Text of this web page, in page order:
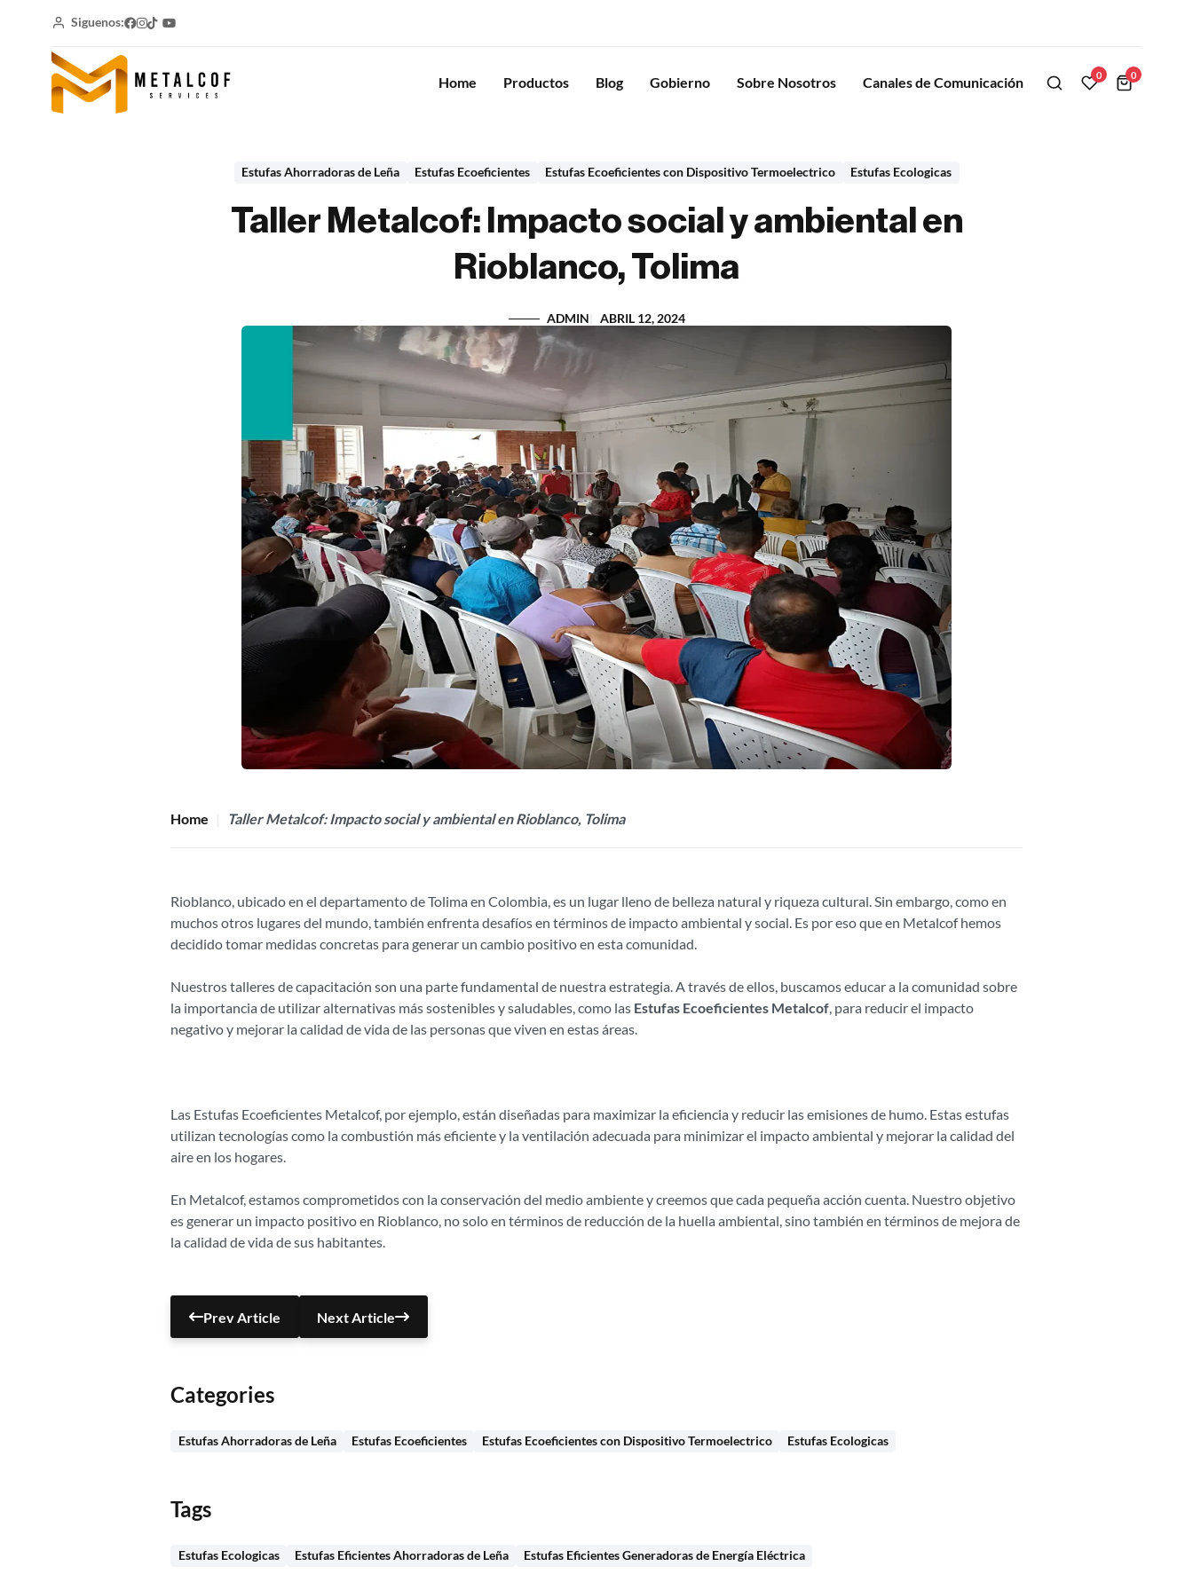
Siguenos:
Home Productos Blog Gobierno Sobre Nosotros Canales de Comunicación 0 0
Estufas Ahorradoras de Leña Estufas Ecoeficientes Estufas Ecoeficientes con Dispositivo Termoelectrico Estufas Ecologicas
Taller Metalcof: Impacto social y ambiental en
Rioblanco, Tolima
ADMIN ABRIL 12, 2024
Home Taller Metalcof: Impacto social y ambiental en Rioblanco, Tolima
Rioblanco, ubicado en el departamento de Tolima en Colombia, es un lugar lleno de belleza natural y riqueza cultural. Sin embargo, como en
muchos otros lugares del mundo, también enfrenta desafíos en términos de impacto ambiental y social. Es por eso que en Metalcof hemos
decidido tomar medidas concretas para generar un cambio positivo en esta comunidad.
Nuestros talleres de capacitación son una parte fundamental de nuestra estrategia. A través de ellos, buscamos educar a la comunidad sobre
la importancia de utilizar alternativas más sostenibles y saludables, como las Estufas Ecoeficientes Metalcof, para reducir el impacto
negativo y mejorar la calidad de vida de las personas que viven en estas áreas.
Las Estufas Ecoeficientes Metalcof, por ejemplo, están diseñadas para maximizar la eficiencia y reducir las emisiones de humo. Estas estufas
utilizan tecnologías como la combustión más eficiente y la ventilación adecuada para minimizar el impacto ambiental y mejorar la calidad del
aire en los hogares.
En Metalcof, estamos comprometidos con la conservación del medio ambiente y creemos que cada pequeña acción cuenta. Nuestro objetivo
es generar un impacto positivo en Rioblanco, no solo en términos de reducción de la huella ambiental, sino también en términos de mejora de
la calidad de vida de sus habitantes.
Prev Article Next Article
Categories
Estufas Ahorradoras de Leña Estufas Ecoeficientes Estufas Ecoeficientes con Dispositivo Termoelectrico Estufas Ecologicas
Tags
Estufas Ecologicas Estufas Eficientes Ahorradoras de Leña Estufas Eficientes Generadoras de Energía Eléctrica